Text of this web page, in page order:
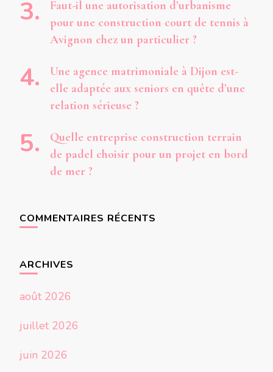
Faut-il une autorisation d’urbanisme
pour une construction court de tennis à
Avignon chez un particulier ?
Une agence matrimoniale à Dijon est-
elle adaptée aux seniors en quête d’une
relation sérieuse ?
Quelle entreprise construction terrain
de padel choisir pour un projet en bord
de mer ?
COMMENTAIRES RÉCENTS
ARCHIVES
août 2026
juillet 2026
juin 2026